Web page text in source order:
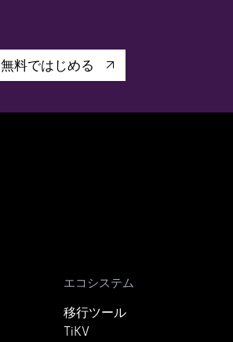
無料ではじめる
エコシステム
移行ツール
TiKV